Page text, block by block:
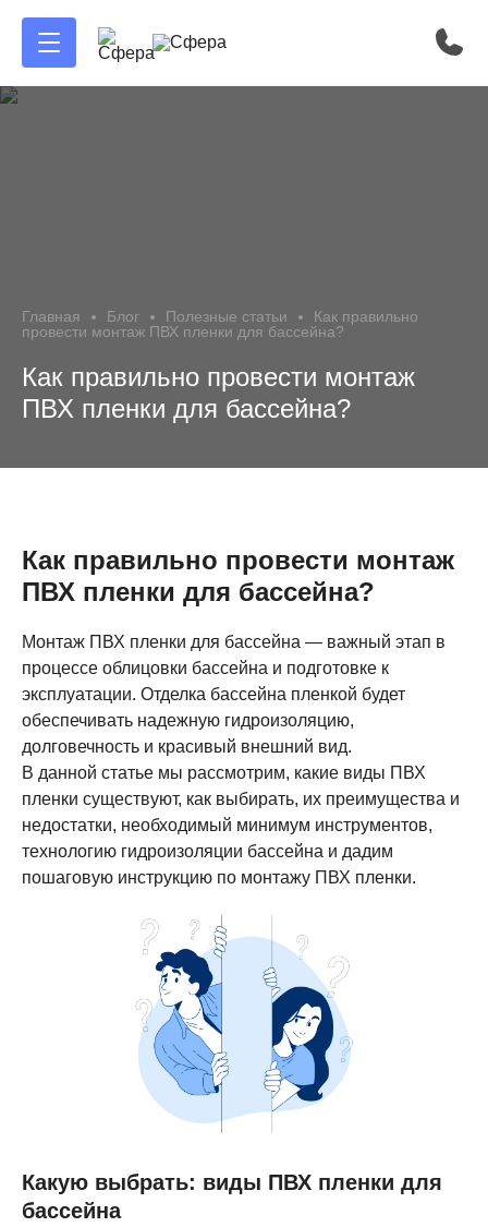
Главная Блог Полезные статьи
Как правильно
провести монтаж ПВХ пленки для бассейна?
Как правильно провести монтаж
ПВХ пленки для бассейна?
Как правильно провести монтаж
ПВХ пленки для бассейна?
Монтаж ПВХ пленки для бассейна — важный этап в
процессе облицовки бассейна и подготовке к
эксплуатации. Отделка бассейна пленкой будет
обеспечивать надежную гидроизоляцию,
долговечность и красивый внешний вид.
В данной статье мы рассмотрим, какие виды ПВХ
пленки существуют, как выбирать, их преимущества и
недостатки, необходимый минимум инструментов,
технологию гидроизоляции бассейна и дадим
пошаговую инструкцию по монтажу ПВХ пленки.
Какую выбрать: виды ПВХ пленки для
бассейна